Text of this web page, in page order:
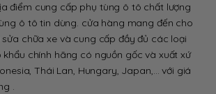
điểm cung cấp phụ tùng ô tô chất lượng
ô tô tin dùng. cửa hàng mang đến cho
chữa xe và cung cấp đầy đủ các loại
chính hãng có nguồn gốc và xuất xứ
Thái Lan, Hungary, Japan,… với giá
.